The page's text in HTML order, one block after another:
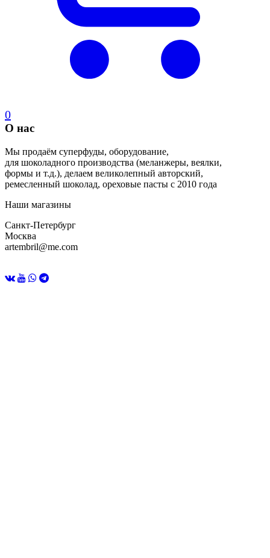
0
О нас
Мы продаём суперфуды, оборудование,
для шоколадного производства (меланжеры, веялки,
формы и т.д.), делаем великолепный авторский,
ремесленный шоколад, ореховые пасты с 2010 года
Наши магазины
Санкт-Петербург
Москва
artembril@me.com